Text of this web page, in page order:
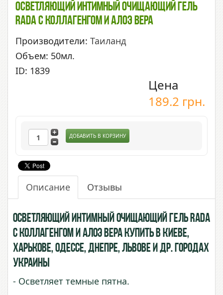
Осветляющий Интимный Очищающий Гель
Rada C Коллагенгом И Алоэ Вера
Производители: Таиланд
Объем: 50мл.
ID: 1839
Цена
189.2 грн.
ДОБАВИТЬ В КОРЗИНУ
Описание Отзывы
Осветляющий интимный очищающий гель Rada
c Коллагенгом и Алоэ Вера купить в Киеве,
Харькове, Одессе, Днепре, Львове и др. городах
Украины
- Осветляет темные пятна.